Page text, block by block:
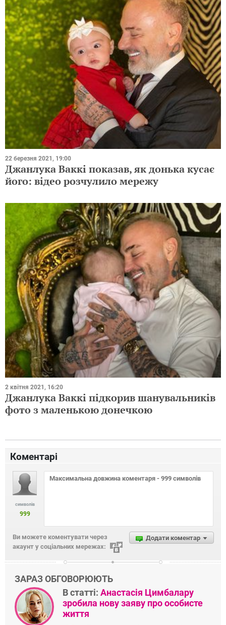
22 березня 2021, 19:00
Джанлука Ваккі показав, як донька кусає
його: відео розчулило мережу
2 квітня 2021, 16:20
Джанлука Ваккі підкорив шанувальників
фото з маленькою донечкою
Коментарі
символів
999
Додати коментар
Ви можете коментувати через
акаунт у соціальних мережах:
ЗАРАЗ ОБГОВОРЮЮТЬ
В статті: Анастасія Цимбалару
зробила нову заяву про особисте
життя